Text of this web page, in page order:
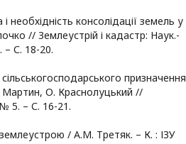
консолідації земель у
// Землеустрій і кадастр: Наук.-
С. 18-20.
призначення
Мартин, О. Краснолуцький //
5. – С. 16-21.
/ А.М. Третяк. – К. : ІЗУ